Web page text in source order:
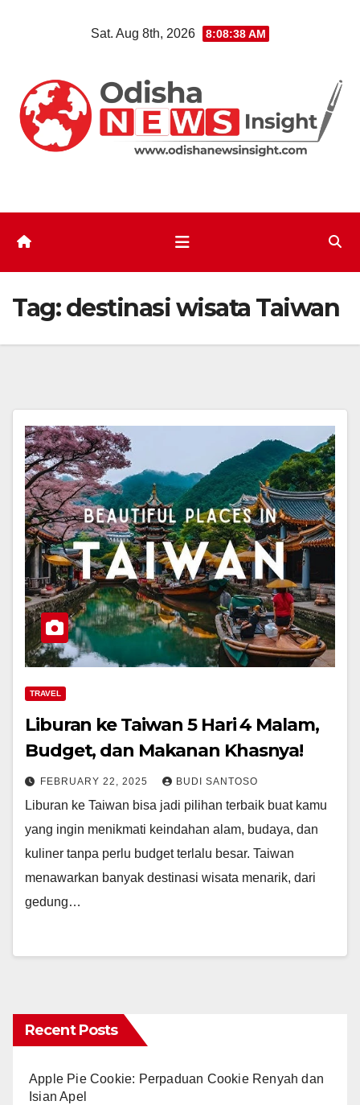
Sat. Aug 8th, 2026 8:08:38 AM
Tag:destinasi wisata Taiwan
TRAVEL
Liburan ke Taiwan 5 Hari 4 Malam,
Budget, dan Makanan Khasnya!
FEBRUARY 22, 2025 BUDI SANTOSO
Liburan ke Taiwan bisa jadi pilihan terbaik buat kamu
yang ingin menikmati keindahan alam, budaya, dan
kuliner tanpa perlu budget terlalu besar. Taiwan
menawarkan banyak destinasi wisata menarik, dari
gedung…
Recent Posts
Apple Pie Cookie: Perpaduan Cookie Renyah dan
Isian Apel